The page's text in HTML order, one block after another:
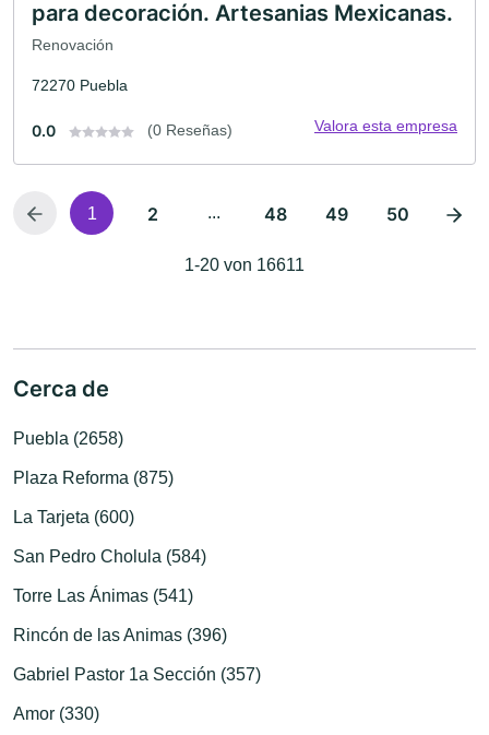
para decoración. Artesanias Mexicanas.
Renovación
72270 Puebla
0.0 (0 Reseñas) Valora esta empresa
1 2 ... 48 49 50
1-20 von 16611
Cerca de
Puebla (2658)
Plaza Reforma (875)
La Tarjeta (600)
San Pedro Cholula (584)
Torre Las Ánimas (541)
Rincón de las Animas (396)
Gabriel Pastor 1a Sección (357)
Amor (330)